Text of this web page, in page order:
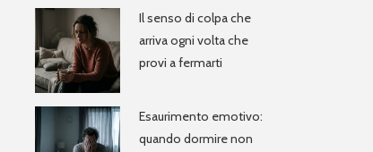
Il senso di colpa che
arriva ogni volta che
provi a fermarti
Esaurimento emotivo:
quando dormire non